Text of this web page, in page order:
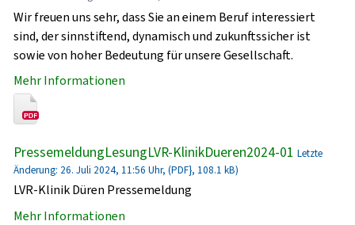
Wir freuen uns sehr, dass Sie an einem Beruf interessiert
sind, der sinnstiftend, dynamisch und zukunftssicher ist
sowie von hoher Bedeutung für unsere Gesellschaft.
Mehr Informationen
PressemeldungLesungLVR-KlinikDueren2024-01 Letzte
Änderung: 26. Juli 2024, 11:56 Uhr, (PDF}, 108.1 kB)
LVR-Klinik Düren Pressemeldung
Mehr Informationen